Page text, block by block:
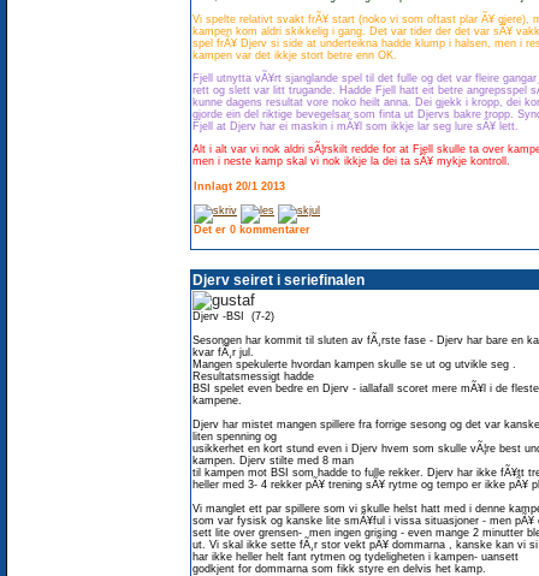
Vi spelte relativt svakt frÃ¥ start (noko vi som oftast plar Ã¥ gjere),
kampen kom aldri skikkelig i gang. Det var tider der det var sÃ¥
spel frÃ¥ Djerv si side at underteikna hadde klump i halsen, men i
kampen var det ikkje stort betre enn OK.
Fjell utnytta vÃ¥rt sjanglande spel til det fulle og det var fleire gangar
rett og slett var litt trugande. Hadde Fjell hatt eit betre angrepsspel
kunne dagens resultat vore noko heilt anna. Dei gjekk i kropp, dei
gjorde ein del riktige bevegelsar som finta ut Djervs bakre tropp.
Fjell at Djerv har ei maskin i mÃ¥l som ikkje lar seg lure sÃ¥ lett.
Alt i alt var vi nok aldri sÃ¦rskilt redde for at Fjell skulle ta over
men i neste kamp skal vi nok ikkje la dei ta sÃ¥ mykje kontroll.
Innlagt 20/1 2013
Det er 0 kommentarer
Djerv seiret i seriefinalen
Djerv -BSI (7-2)
Sesongen har kommit til sluten av fÃ¸rste fase - Djerv har bare en
kvar fÃ¸r jul.
Mangen spekulerte hvordan kampen skulle se ut og utvikle seg .
Resultatsmessigt hadde
BSI spelet even bedre en Djerv - iallafall scoret mere mÃ¥l i de fleste
kampene.
Djerv har mistet mangen spillere fra forrige sesong og det var
liten spenning og
usikkerhet en kort stund even i Djerv hvem som skulle vÃ¦re best
kampen. Djerv stilte med 8 man
til kampen mot BSI som hadde to fulle rekker. Djerv har ikke fÃ¥tt
heller med 3- 4 rekker pÃ¥ trening sÃ¥ rytme og tempo er ikke pÃ¥
Vi manglet ett par spillere som vi skulle helst hatt med i denne
som var fysisk og kanske lite smÃ¥ful i vissa situasjoner - men pÃ¥
sett lite over grensen- men ingen grising - even mange 2 minutter
ut. Vi skal ikke sette fÃ¸r stor vekt pÃ¥ dommarna , kanske kan vi
har ikke heller helt fant rytmen og tydeligheten i kampen- uansett
godkjent for dommarna som fikk styre en delvis het kamp.